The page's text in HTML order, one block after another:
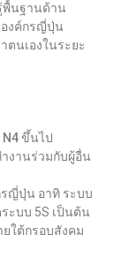
พื้นฐานด้าน
งค์กรญี่ปุ่น
นเองในระยะ
N4ขึ้นไป
งานร่วมกับผู้อื่น
ญี่ปุ่น อาทิ ระบบ
ะบบ 5S เป็นต้น
ใต้กรอบสังคม